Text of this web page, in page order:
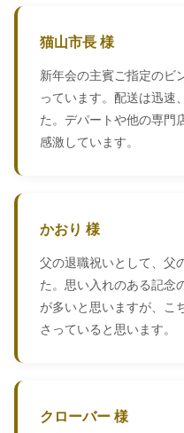
猫山市長 様
新年会の主賓ご指定のビ
っています。配送は迅速
た。デパートや他の専門
感激しています。
かおり 様
父の退職祝いとして、父
た。思い入れのある記念
が多いと思いますが、こ
さっていると思います。
クローバー 様